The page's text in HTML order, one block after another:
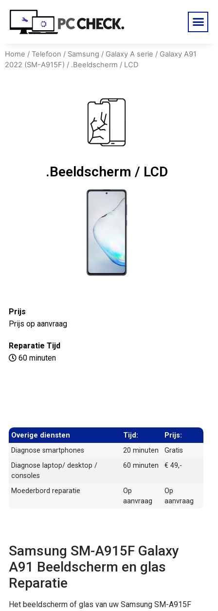
Home / Telefoon / Samsung / Galaxy A serie / Galaxy A91
2022 (SM-A915F) / .Beeldscherm / LCD
.Beeldscherm / LCD
Prijs
Prijs op aanvraag
Reparatie Tijd
60 minuten
Overige diensten Tijd:
Prijs:
Diagnose smartphones
20 minuten
Gratis
Diagnose laptop/ desktop /
consoles
60 minuten € 49,-
Moederbord reparatie
Op
aanvraag
Op
aanvraag
Samsung SM-A915F Galaxy
A91 Beeldscherm en glas
Reparatie
Het beeldscherm of glas van uw Samsung SM-A915F